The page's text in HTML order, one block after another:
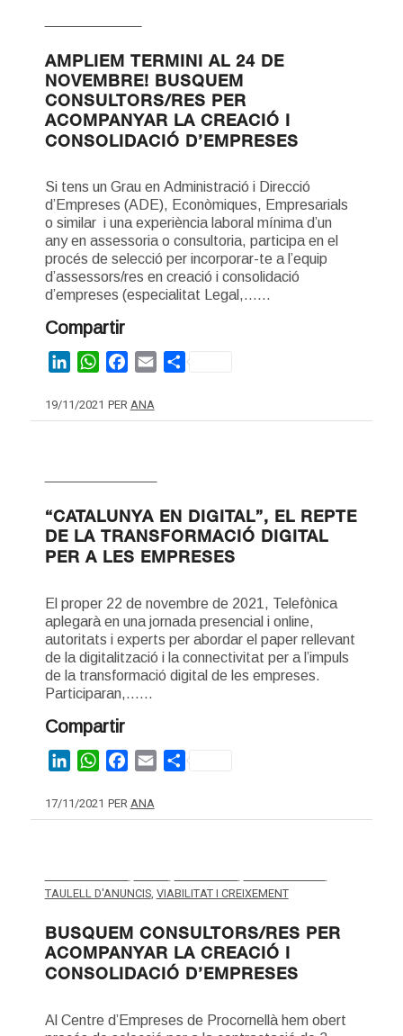
AMPLIEM TERMINI AL 24 DE
NOVEMBRE! BUSQUEM
CONSULTORS/RES PER
ACOMPANYAR LA CREACIÓ I
CONSOLIDACIÓ D’EMPRESES
Si tens un Grau en Administració i Direcció
d’Empreses (ADE), Econòmiques, Empresarials
o similar i una experiència laboral mínima d’un
any en assessoria o consultoria, participa en el
procés de selecció per incorporar-te a l’equip
d’assessors/res en creació i consolidació
d’empreses (especialitat Legal,……
Compartir
LinkedInWhatsAppFacebook
EmailShare
19/11/2021 PER ANA
“CATALUNYA EN DIGITAL”, EL REPTE
DE LA TRANSFORMACIÓ DIGITAL
PER A LES EMPRESES
El proper 22 de novembre de 2021, Telefònica
aplegarà en una jornada presencial i online,
autoritats i experts per abordar el paper rellevant
de la digitalització i la connectivitat per a l’impuls
de la transformació digital de les empreses.
Participaran,……
Compartir
LinkedInWhatsAppFacebook
EmailShare
17/11/2021 PER ANA
TAULELL D'ANUNCIS, VIABILITAT I CREIXEMENT
BUSQUEM CONSULTORS/RES PER
ACOMPANYAR LA CREACIÓ I
CONSOLIDACIÓ D’EMPRESES
Al Centre d’Empreses de Procornellà hem obert